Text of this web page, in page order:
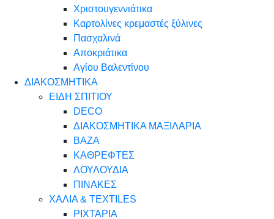
Χριστουγεννιάτικα
Καρτολίνες κρεμαστές ξύλινες
Πασχαλινά
Αποκριάτικα
Αγίου Βαλεντίνου
ΔΙΑΚΟΣΜΗΤΙΚΑ
ΕΙΔΗ ΣΠΙΤΙΟΥ
DECO
ΔΙΑΚΟΣΜΗΤΙΚΑ ΜΑΞΙΛΑΡΙΑ
ΒΑΖΑ
ΚΑΘΡΕΦΤΕΣ
ΛΟΥΛΟΥΔΙΑ
ΠΙΝΑΚΕΣ
ΧΑΛΙΑ & TEXTILES
ΡΙΧΤΑΡΙΑ